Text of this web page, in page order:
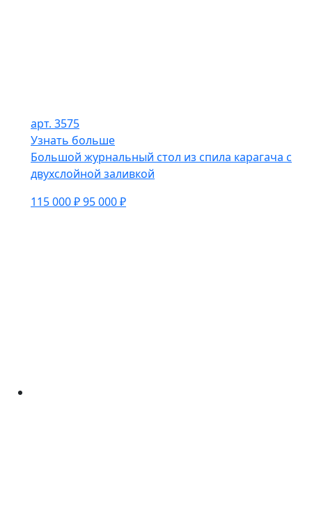
арт. 3575
Узнать больше
Большой журнальный стол из спила карагача с
двухслойной заливкой
115 000 ₽95 000 ₽